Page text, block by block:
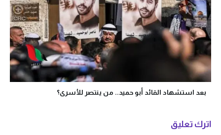
بعد استشهاد القائد أبو حميد.. من ينتصر للأسرى؟
اترك تعليق